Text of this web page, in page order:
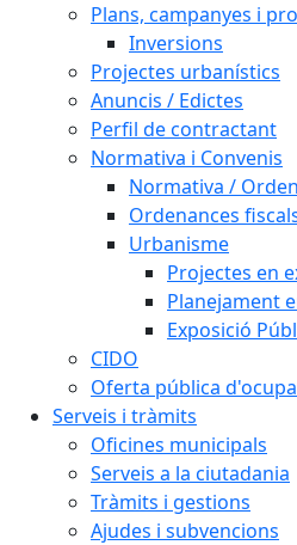
Plans, campanyes i
Inversions
Projectes urbanístics
Anuncis / Edictes
Perfil de contractant
Normativa i Convenis
Normativa /
Ordenances
Urbanisme
Projectes en
Planejament
Exposició
CIDO
Oferta pública
Serveis i tràmits
Oficines municipals
Serveis a la ciutadania
Tràmits i gestions
Ajudes i subvencions